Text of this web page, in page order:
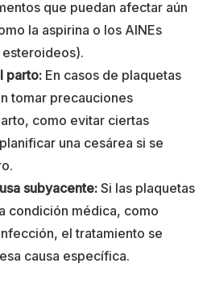
que puedan afectar aún
la aspirina o los AINEs
parto:En casos de plaquetas
tomar precauciones
como evitar ciertas
una cesárea si se
subyacente:Si las plaquetas
condición médica, como
el tratamiento se
causa específica.